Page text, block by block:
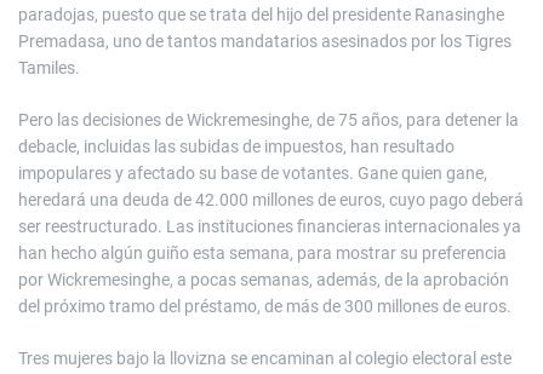
paradojas, puesto que se trata del hijo del presidente Ranasinghe
Premadasa, uno de tantos mandatarios asesinados por los Tigres
Tamiles.
Pero las decisiones de Wickremesinghe, de 75 años, para detener la
debacle, incluidas las subidas de impuestos, han resultado
impopulares y afectado su base de votantes. Gane quien gane,
heredará una deuda de 42.000 millones de euros, cuyo pago deberá
ser reestructurado. Las instituciones financieras internacionales ya
han hecho algún guiño esta semana, para mostrar su preferencia
por Wickremesinghe, a pocas semanas, además, de la aprobación
del próximo tramo del préstamo, de más de 300 millones de euros.
Tres mujeres bajo la llovizna se encaminan al colegio electoral este